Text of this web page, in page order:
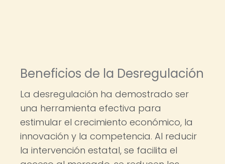
Beneficios de la Desregulación
La desregulación ha demostrado ser
una herramienta efectiva para
estimular el crecimiento económico, la
innovación y la competencia. Al reducir
la intervención estatal, se facilita el